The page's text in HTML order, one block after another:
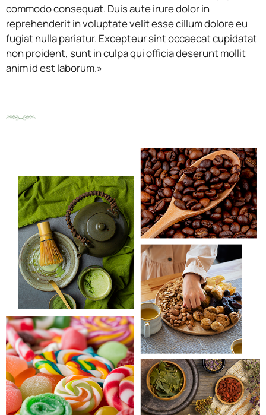
commodo consequat. Duis aute irure dolor in
reprehenderit in voluptate velit esse cillum dolore eu
fugiat nulla pariatur. Excepteur sint occaecat cupidatat
non proident, sunt in culpa qui officia deserunt mollit
anim id est laborum.»